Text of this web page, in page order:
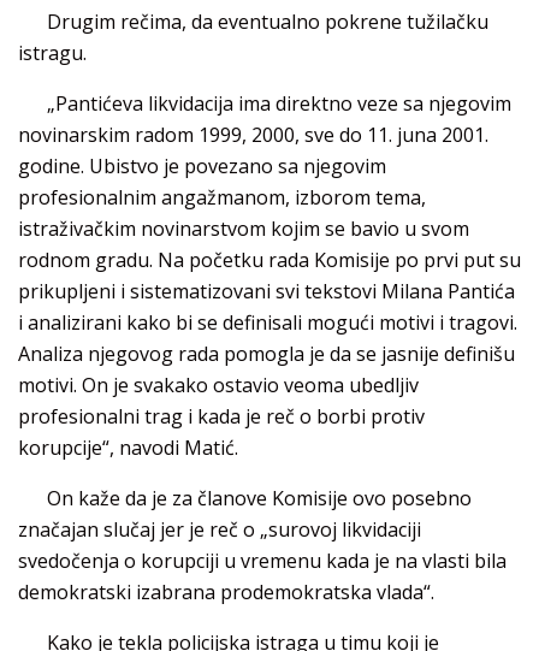
Drugim rečima, da eventualno pokrene tužilačku
istragu.
„Pantićeva likvidacija ima direktno veze sa njegovim
novinarskim radom 1999, 2000, sve do 11. juna 2001.
godine. Ubistvo je povezano sa njegovim
profesionalnim angažmanom, izborom tema,
istraživačkim novinarstvom kojim se bavio u svom
rodnom gradu. Na početku rada Komisije po prvi put su
prikupljeni i sistematizovani svi tekstovi Milana Pantića
i analizirani kako bi se definisali mogući motivi i tragovi.
Analiza njegovog rada pomogla je da se jasnije definišu
motivi. On je svakako ostavio veoma ubedljiv
profesionalni trag i kada je reč o borbi protiv
korupcije“, navodi Matić.
On kaže da je za članove Komisije ovo posebno
značajan slučaj jer je reč o „surovoj likvidaciji
svedočenja o korupciji u vremenu kada je na vlasti bila
demokratski izabrana prodemokratska vlada“.
Kako je tekla policijska istraga u timu koji je